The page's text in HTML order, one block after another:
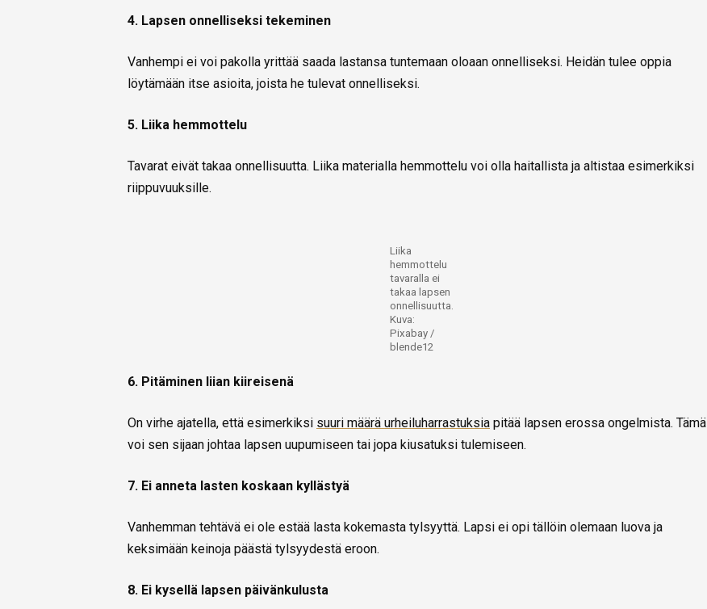
4. Lapsen onnelliseksi tekeminen
Vanhempi ei voi pakolla yrittää saada lastansa tuntemaan oloaan onnelliseksi. Heidän tulee oppia
löytämään itse asioita, joista he tulevat onnelliseksi.
5. Liika hemmottelu
Tavarat eivät takaa onnellisuutta. Liika materialla hemmottelu voi olla haitallista ja altistaa esimerkiksi
riippuvuuksille.
Liika
hemmottelu
tavaralla ei
takaa lapsen
onnellisuutta.
Kuva:
Pixabay /
blende12
6. Pitäminen liian kiireisenä
On virhe ajatella, että esimerkiksi suuri määrä urheiluharrastuksia pitää lapsen erossa ongelmista. Tämä
voi sen sijaan johtaa lapsen uupumiseen tai jopa kiusatuksi tulemiseen.
7. Ei anneta lasten koskaan kyllästyä
Vanhemman tehtävä ei ole estää lasta kokemasta tylsyyttä. Lapsi ei opi tällöin olemaan luova ja
keksimään keinoja päästä tylsyydestä eroon.
8. Ei kysellä lapsen päivänkulusta